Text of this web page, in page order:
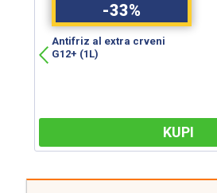
-33%
Antifriz al extra crveni
G12+ (1L)
KUPI